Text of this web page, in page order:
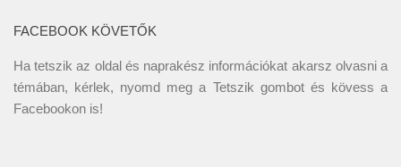
FACEBOOK KÖVETŐK
Ha tetszik az oldal és naprakész információkat akarsz olvasni a
témában, kérlek, nyomd meg a Tetszik gombot és kövess a
Facebookon is!